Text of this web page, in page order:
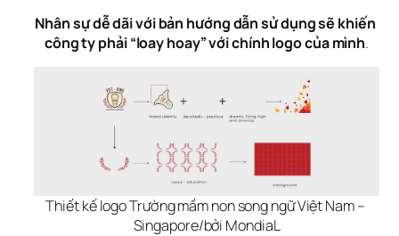
Nhân sự dễ dãi với bản hướng dẫn sử dụng sẽ khiến
công ty phải “loay hoay” với chính logo của mình.
Thiết kế logo Trường mầm non song ngữ Việt Nam –
Singapore/bởi MondiaL